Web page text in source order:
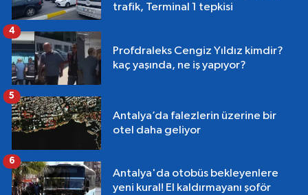
trafik, Terminal 1 tepkisi
Profdraleks Cengiz Yıldız kimdir?
kaç yaşında, ne iş yapıyor?
4
Antalya’da falezlerin üzerine bir
otel daha geliyor
5
Antalya'da otobüs bekleyenlere
yeni kural! El kaldırmayanı şoför
6